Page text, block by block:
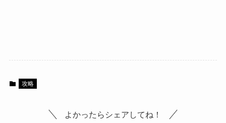
攻略
よかったらシェアしてね！